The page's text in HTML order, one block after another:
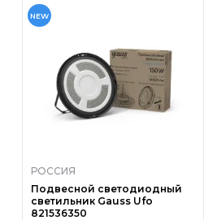
NEW
РОССИЯ
Подвесной светодиодный
светильник Gauss Ufo
821536350